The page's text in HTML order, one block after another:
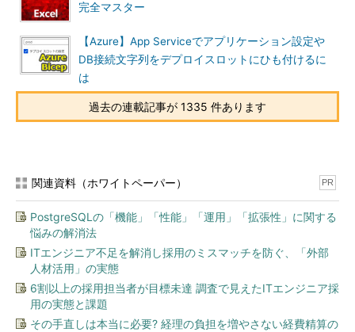
完全マスター
【Azure】App Serviceでアプリケーション設定や
DB接続文字列をデプロイスロットにひも付けるに
は
過去の連載記事が 1335 件あります
関連資料（ホワイトペーパー） PR
PostgreSQLの「機能」「性能」「運用」「拡張性」に関する
悩みの解消法
ITエンジニア不足を解消し採用のミスマッチを防ぐ、「外部
人材活用」の実態
6割以上の採用担当者が目標未達 調査で見えたITエンジニア採
用の実態と課題
その手直しは本当に必要? 経理の負担を増やさない経費精算の